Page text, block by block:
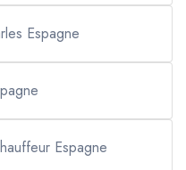
Espagne
Espagne